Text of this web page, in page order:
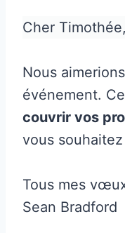
Cher Timothée,
Nous
événement.
couvrir vos
vous
Tous mes
Sean Bradford